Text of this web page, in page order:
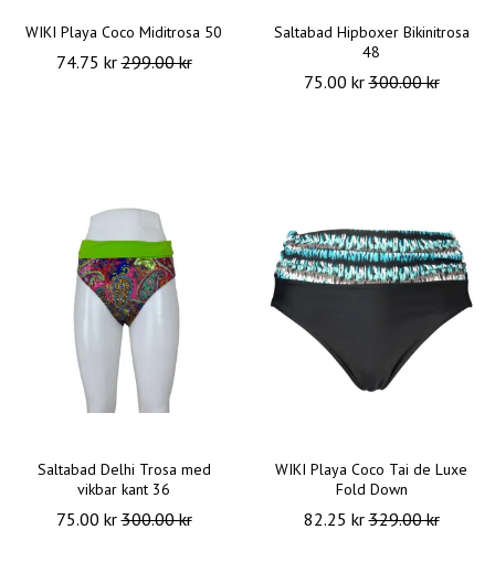
WIKI Playa Coco Miditrosa 50
74.75 kr299.00 kr
Saltabad Hipboxer Bikinitrosa
48
75.00 kr300.00 kr
Saltabad Delhi Trosa med
vikbar kant 36
75.00 kr300.00 kr
WIKI Playa Coco Tai de Luxe
Fold Down
82.25 kr329.00 kr